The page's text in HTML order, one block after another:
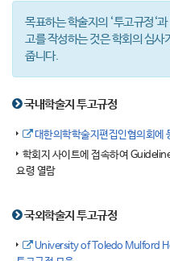
목표하는 학술지의 ‘투고규정‘
고를 작성하는 것은 학회의 심사
줍니다.
국내학술지 투고규정
대한의학학술지편집인협의회에
학회지 사이트에 접속하여
요령 열람
국외학술지 투고규정
University of Toledo Mulford